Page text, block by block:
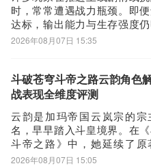
时，常常遭遇战力瓶颈。即
达标，输出能力与生存强度仍
本期将重点解析《古龙群侠录
每日坚持参与，即可逐步集
实现战力跃升。首位推荐方式
2026年08月07日 15:35
斗破苍穹斗帝之路云韵角色
战表现全维度评测
云韵是加玛帝国云岚宗的宗
名，早早踏入斗皇境界。在《
斗帝之路》中，她延续了原
洁、实力卓绝的形象，成为玩
2026年08月07日 15:05